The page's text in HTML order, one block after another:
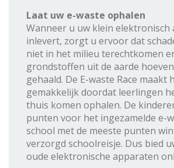
Laat uw e-waste ophalen
Wanneer u uw klein elektronisch
inlevert, zorgt u ervoor dat
niet in het milieu terechtkomen
grondstoffen uit de aarde
gehaald. De E-waste Race maakt
gemakkelijk doordat leerlingen
thuis komen ophalen. De
punten voor het ingezamelde e-
school met de meeste punten
verzorgd schoolreisje. Dus bied
oude elektronische apparaten